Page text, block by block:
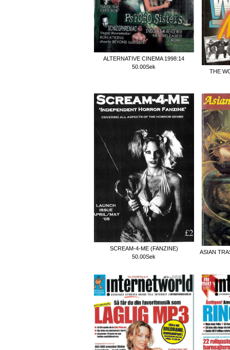
ALTERNATIVE CINEMA 1998:14
50.00Sek
THE
SCREAM-4-ME (FANZINE)
50.00Sek
ASIAN